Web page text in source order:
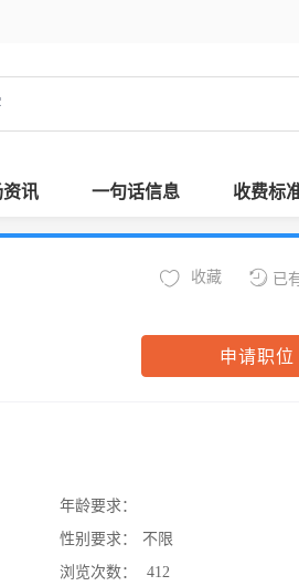
讯 一句话信息 收费标
已
收藏
申请职位
年龄要求：
性别要求：
不限
浏览次数：
412